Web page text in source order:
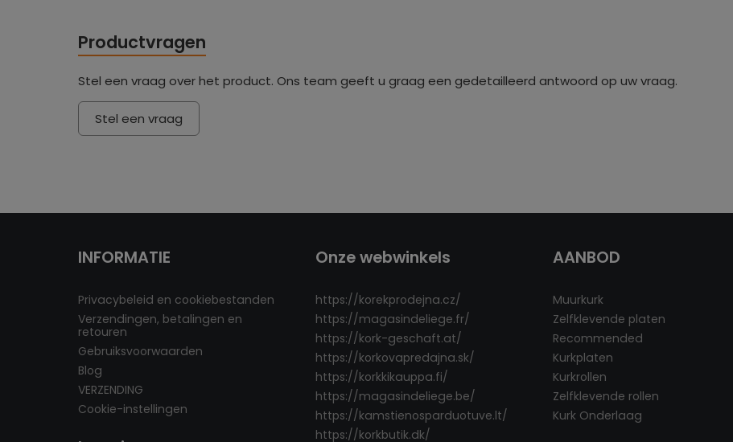
Productvragen
Stel een vraag over het product. Ons team geeft u graag een gedetailleerd antwoord op uw vraag.
Stel een vraag
INFORMATIE
Privacybeleid en cookiebestanden
Verzendingen, betalingen en
retouren
Gebruiksvoorwaarden
Blog
VERZENDING
Cookie-instellingen
Onze webwinkels
https://korekprodejna.cz/
https://magasindeliege.fr/
https://kork-geschaft.at/
https://korkovapredajna.sk/
https://korkkikauppa.fi/
https://magasindeliege.be/
https://kamstienosparduotuve.lt/
https://korkbutik.dk/
AANBOD
Muurkurk
Zelfklevende platen
Recommended
Kurkplaten
Kurkrollen
Zelfklevende rollen
Kurk Onderlaag